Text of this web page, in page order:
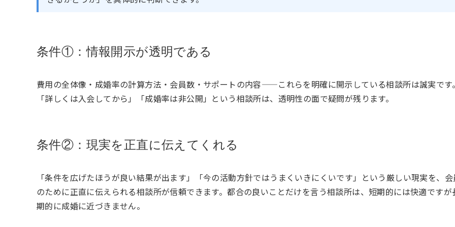
条件①：情報開示が透明である
費用の全体像・成婚率の計算方法・会員数・サポートの内容——これらを明確に開示している相談所は誠実です。
「詳しくは入会してから」「成婚率は非公開」という相談所は、透明性の面で疑問が残ります。
条件②：現実を正直に伝えてくれる
「条件を広げたほうが良い結果が出ます」「今の活動方針ではうまくいきにくいです」という厳しい現実を、会
のために正直に伝えられる相談所が信頼できます。都合の良いことだけを言う相談所は、短期的には快適ですが
期的に成婚に近づきません。